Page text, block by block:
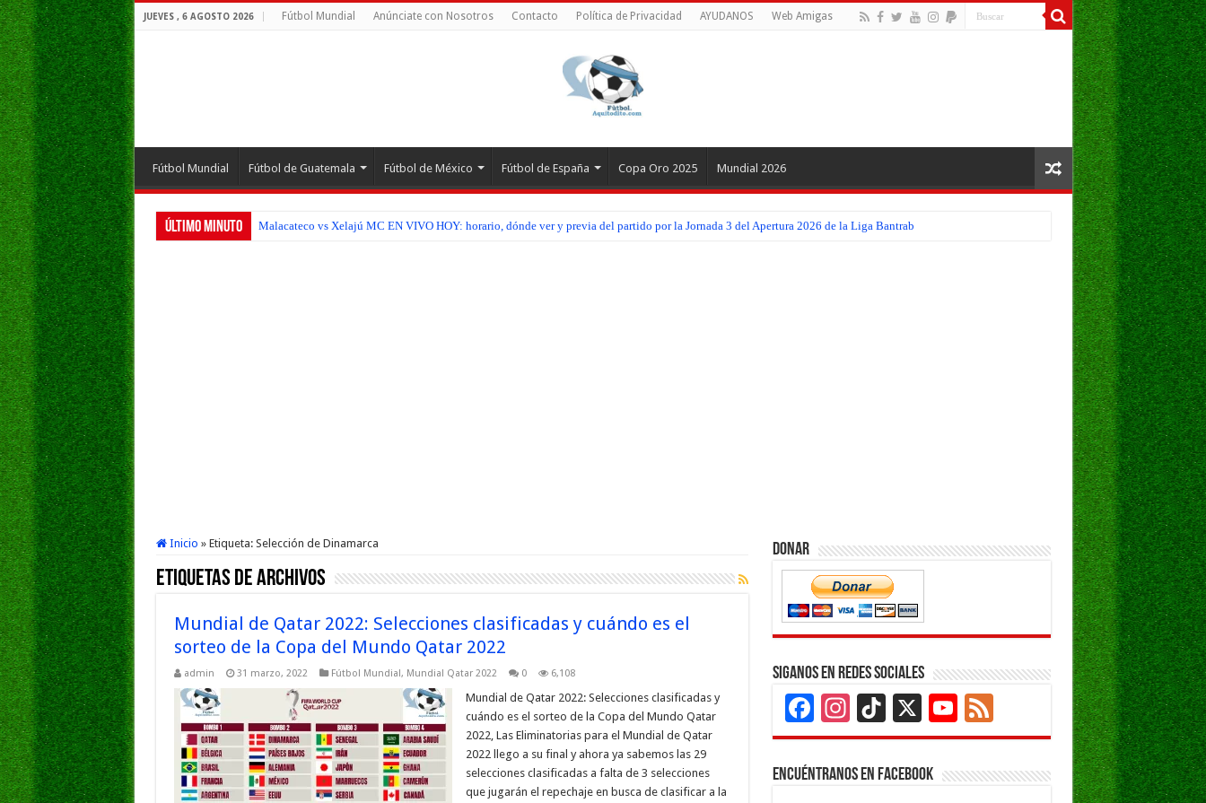
JUEVES , 6 AGOSTO 2026 Fútbol Mundial Anúnciate con Nosotros Contacto Política de Privacidad AYUDANOS Web Amigas
Fútbol Mundial Fútbol de Guatemala Fútbol de México Fútbol de España Copa Oro 2025 Mundial 2026
Último Minuto Malacateco vs Xelajú MC EN VIVO HOY: horario, dónde ver y previa del partido por la Jornada 3 del Apertura 2026 de la Liga Bantrab
Inicio » Etiqueta: Selección de Dinamarca
Etiquetas de Archivos
Mundial de Qatar 2022: Selecciones clasificadas y cuándo es el
sorteo de la Copa del Mundo Qatar 2022
admin 31 marzo, 2022 Fútbol Mundial, Mundial Qatar 2022 0 6,108
Mundial de Qatar 2022: Selecciones clasificadas y
cuándo es el sorteo de la Copa del Mundo Qatar
2022, Las Eliminatorias para el Mundial de Qatar
2022 llego a su final y ahora ya sabemos las 29
selecciones clasificadas a falta de 3 selecciones
que jugarán el repechaje en busca de clasificar a la
Donar
Siganos en Redes Sociales
Facebook
Instagram
TikTok
X YouTube
Channel
Feed
Encuéntranos en Facebook